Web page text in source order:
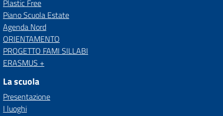
Plastic Free
Piano Scuola Estate
Agenda Nord
ORIENTAMENTO
PROGETTO FAMI SILLABI
ERASMUS +
La scuola
Presentazione
I luoghi